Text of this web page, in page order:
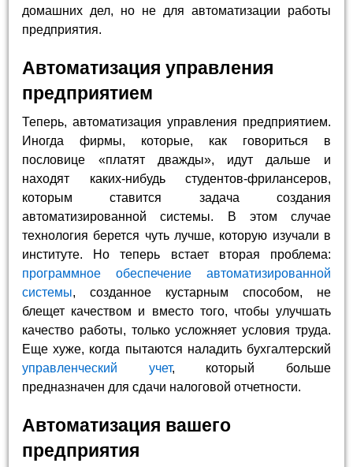
домашних дел, но не для автоматизации работы
предприятия.
Автоматизация управления
предприятием
Теперь, автоматизация управления предприятием.
Иногда фирмы, которые, как говориться в
пословице «платят дважды», идут дальше и
находят каких-нибудь студентов-фрилансеров,
которым ставится задача создания
автоматизированной системы. В этом случае
технология берется чуть лучше, которую изучали в
институте. Но теперь встает вторая проблема:
программное обеспечение автоматизированной
системы, созданное кустарным способом, не
блещет качеством и вместо того, чтобы улучшать
качество работы, только усложняет условия труда.
Еще хуже, когда пытаются наладить бухгалтерский
управленческий учет, который больше
предназначен для сдачи налоговой отчетности.
Автоматизация вашего
предприятия